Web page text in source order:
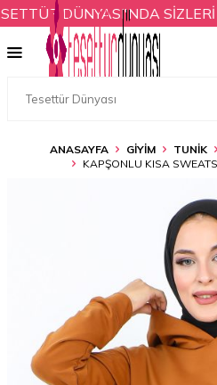
DÜNYASI'NDA SİZLERİ
ANASAYFA GİYİM TUNİK
KAPŞONLU KISA